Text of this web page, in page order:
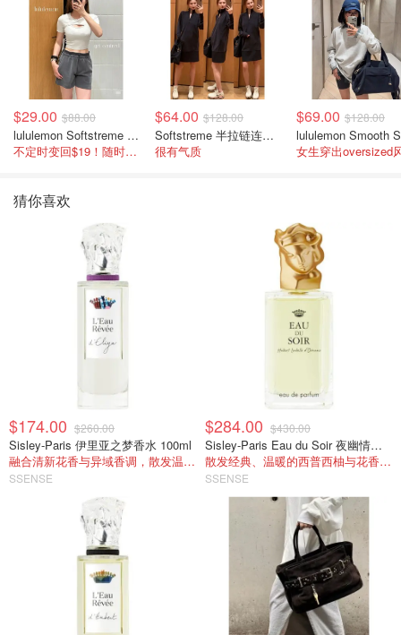
$29.00 $88.00
lululemon Softstreme 女士高腰短裤 10cm
不定时变回$19！随时点进来看
$64.00 $128.00
Softstreme 半拉链连衣裙
很有气质
$69.00 $128.00
女生穿出oversized
猜你喜欢
$174.00 $260.00
Sisley-Paris 伊里亚之梦香水 100ml
融合清新花香与异域香调，散发温暖木质气息
SSENSE
$284.00 $430.00
Sisley-Paris Eau du Soir 夜幽情怀香水 100ml
散发经典、温暖的西普西柚与花香木质调
SSENSE